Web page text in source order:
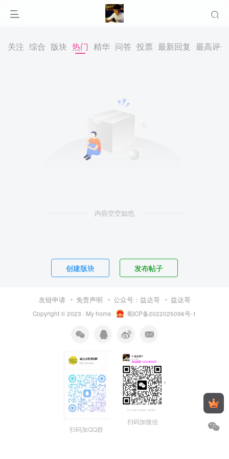
关注 综合 版块 热门 精华 问答 投票 最新回复 最高评分
内容空空如也
创建版块 发布帖子
友链申请 免责声明 公众号：益达哥 益达哥
Copyright © 2023 · My home · 蜀ICP备2022025096号-1
扫码加QQ群
扫码加微信